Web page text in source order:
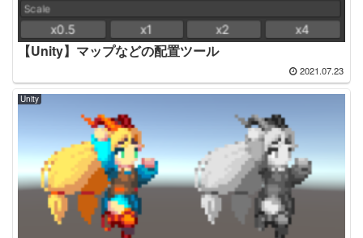
【Unity】マップなどの配置ツール
2021.07.23
Unity